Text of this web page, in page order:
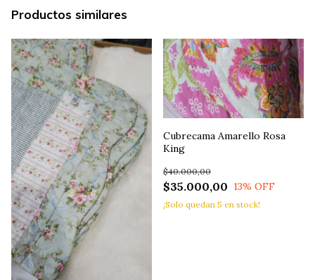
Productos similares
Cubrecama Amarello Rosa
King
$35.000,00
$40.000,00
13% OFF
¡Solo quedan 5 en stock!